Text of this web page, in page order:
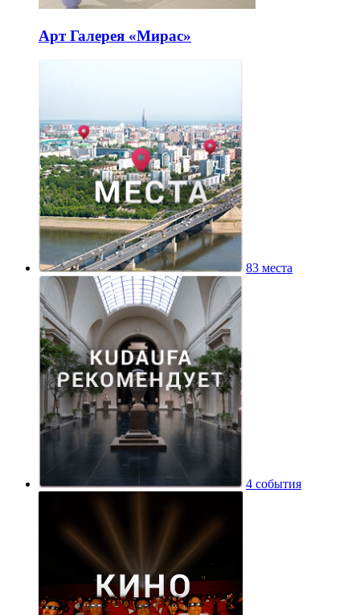
Арт Галерея «Мирас»
83 места
4 события